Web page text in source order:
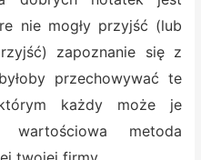
nie mogły przyjść (lub
zapoznanie się z
przechowywać te
każdy może je
metoda